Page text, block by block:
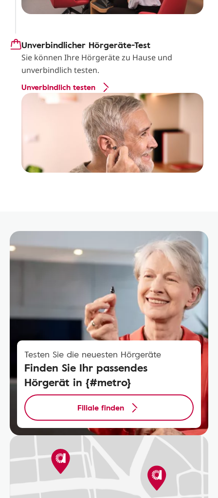
Unverbindlicher Hörgeräte-Test
Sie können Ihre Hörgeräte zu Hause und
unverbindlich testen.
Unverbindlich testen
Testen Sie die neuesten Hörgeräte
Finden Sie Ihr passendes
Hörgerät in {#metro}
Filiale finden